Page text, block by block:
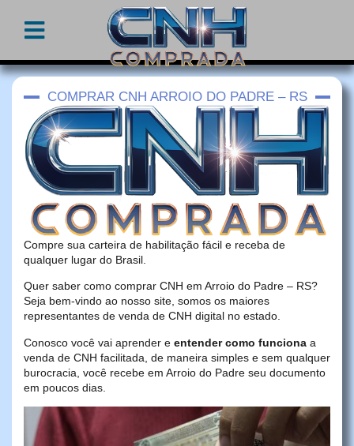
COMPRAR CNH ARROIO DO PADRE – RS
Compre sua carteira de habilitação fácil e receba de
qualquer lugar do Brasil.
Quer saber como comprar CNH em Arroio do Padre – RS?
Seja bem-vindo ao nosso site, somos os maiores
representantes de venda de CNH digital no estado.
Conosco você vai aprender e entender como funciona a
venda de CNH facilitada, de maneira simples e sem qualquer
burocracia, você recebe em Arroio do Padre seu documento
em poucos dias.